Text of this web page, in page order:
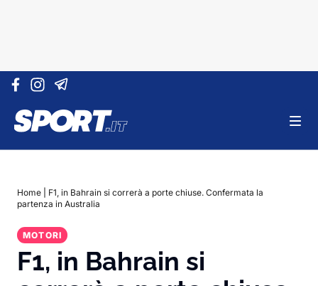
Vai al contenuto
Home
F1, in Bahrain si correrà a porte chiuse. Confermata la
partenza in Australia
MOTORI
F1, in Bahrain si